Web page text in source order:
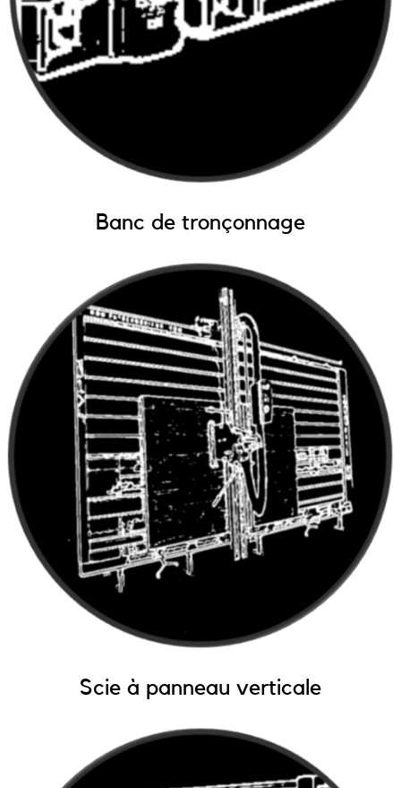
Banc de tronçonnage
Scie à panneau verticale